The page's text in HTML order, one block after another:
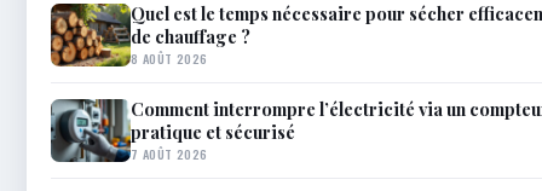
Quel est le temps nécessaire pour sécher
de chauffage ?
8 AOÛT 2026
Comment interrompre l’électricité via un
pratique et sécurisé
7 AOÛT 2026